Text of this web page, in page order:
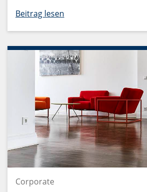
Beitrag lesen
Corporate